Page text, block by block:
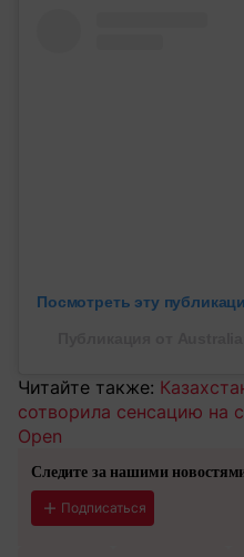
Посмотреть эту
Читайте также:
сотворила сенсацию на
Open
Следите за нашими
Подписаться